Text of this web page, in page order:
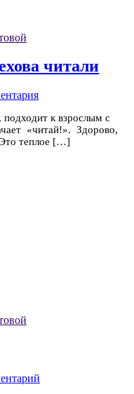
читали
к взрослым с
«читай!». Здорово,
теплое […]